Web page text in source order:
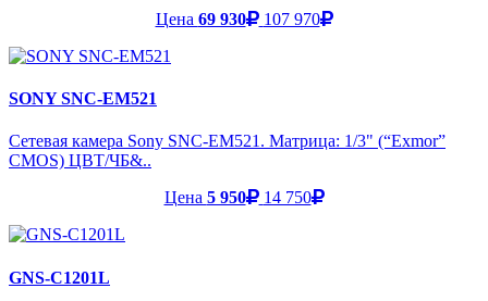
Цена 69 930 107 970
SONY SNC-EM521
Сетевая камера Sony SNC-EM521. Матрица: 1/3" (“Exmor”
CMOS) ЦВТ/ЧБ&..
Цена 5 950 14 750
GNS-C1201L